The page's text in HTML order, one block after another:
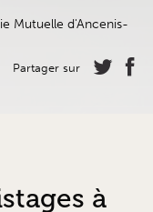
Mutuelle d'Ancenis-
Partager sur
à